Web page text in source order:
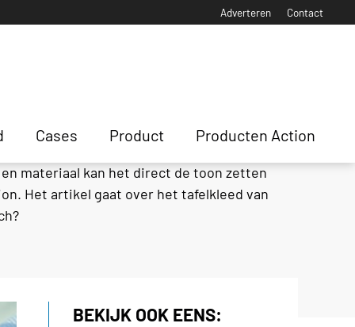
Adverteren Contact
Cases Product Producten Action
materiaal kan het direct de toon zetten
Het artikel gaat over het tafelkleed van
BEKIJK OOK EENS: